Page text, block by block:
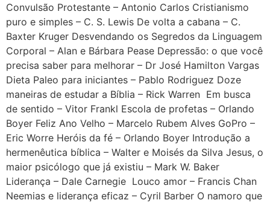
Convulsão Protestante – Antonio Carlos Cristianismo
puro e simples – C. S. Lewis De volta a cabana – C.
Baxter Kruger Desvendando os Segredos da Linguagem
Corporal – Alan e Bárbara Pease Depressão: o que você
precisa saber para melhorar – Dr José Hamilton Vargas
Dieta Paleo para iniciantes – Pablo Rodriguez Doze
maneiras de estudar a Bíblia – Rick Warren Em busca
de sentido – Vitor Frankl Escola de profetas – Orlando
Boyer Feliz Ano Velho – Marcelo Rubem Alves GoPro –
Eric Worre Heróis da fé – Orlando Boyer Introdução a
hermenêutica bíblica – Walter e Moisés da Silva Jesus, o
maior psicólogo que já existiu – Mark W. Baker
Liderança – Dale Carnegie Louco amor – Francis Chan
Neemias e liderança eficaz – Cyril Barber O namoro que